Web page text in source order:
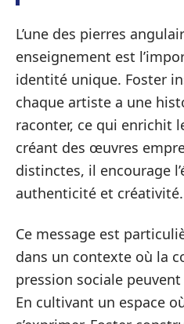
L’une des pierres
enseignement est
identité unique. Foster
chaque artiste a une
raconter, ce qui enrichit
créant des œuvres
distinctes, il encourage
authenticité et créativité.
Ce message est
dans un contexte où la
pression sociale
En cultivant un espace